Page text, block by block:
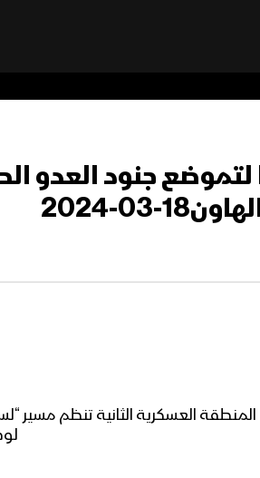
جنود العدو
2024
المنطقة العسكرية الثانية تنظم مسير